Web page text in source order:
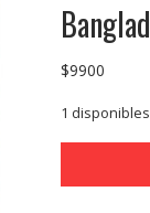
$9900
1 disponibles